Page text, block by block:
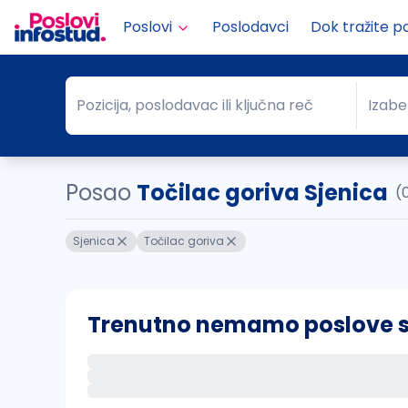
Poslovi Poslodavci Dok tražite
Pozicija, poslodavac ili ključna reč
Pozicija, poslodavac ili ključna reč Grad
Posao Točilac goriva Sjenica
Sjenica Točilac goriva
Trenutno nemamo poslove